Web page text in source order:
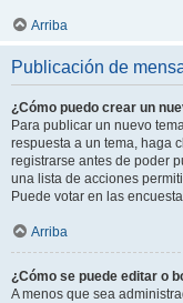
Arriba
Publicación de
¿Cómo puedo crear un
Para publicar un nuevo
respuesta a un tema, haga
registrarse antes de poder
una lista de acciones
Puede votar en las
Arriba
¿Cómo se puede editar o
A menos que sea